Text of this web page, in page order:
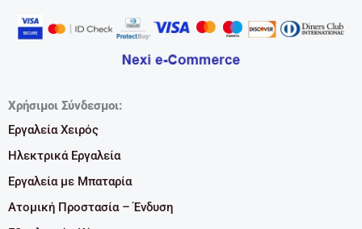
Χρήσιμοι Σύνδεσμοι:
Εργαλεία Χειρός
Ηλεκτρικά Εργαλεία
Εργαλεία με Μπαταρία
Ατομική Προστασία – Ένδυση